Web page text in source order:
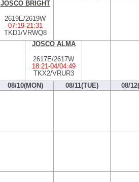
JOSCO BRIGHT
2619E/2619W
07:19-21:31
TKD1/VRWQ8
JOSCO ALMA
2617E/2617W
18:21-04/04:49
TKX2/VRUR3
08/10(MON)
08/11(TUE) 08/